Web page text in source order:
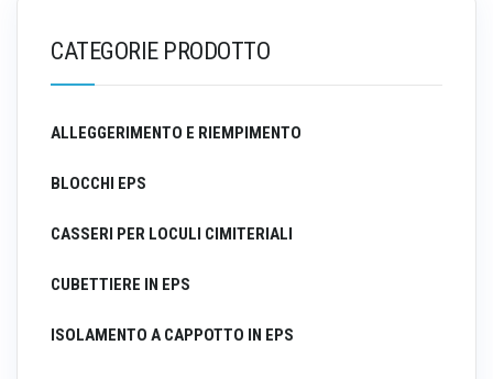
CATEGORIE PRODOTTO
ALLEGGERIMENTO E RIEMPIMENTO
BLOCCHI EPS
CASSERI PER LOCULI CIMITERIALI
CUBETTIERE IN EPS
ISOLAMENTO A CAPPOTTO IN EPS